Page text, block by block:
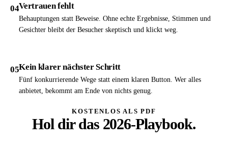
04Vertrauen fehlt
Behauptungen statt Beweise. Ohne echte Ergebnisse, Stimmen und
Gesichter bleibt der Besucher skeptisch und klickt weg.
05Kein klarer nächster Schritt
Fünf konkurrierende Wege statt einem klaren Button. Wer alles
anbietet, bekommt am Ende von nichts genug.
KOSTENLOS ALS PDF
Hol dir das 2026-Playbook.